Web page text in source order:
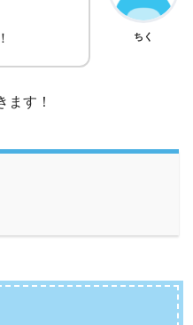
ちく
ます！